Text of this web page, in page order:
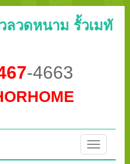
ลวดหนาม รั้วเมทั
-4663
Toggle